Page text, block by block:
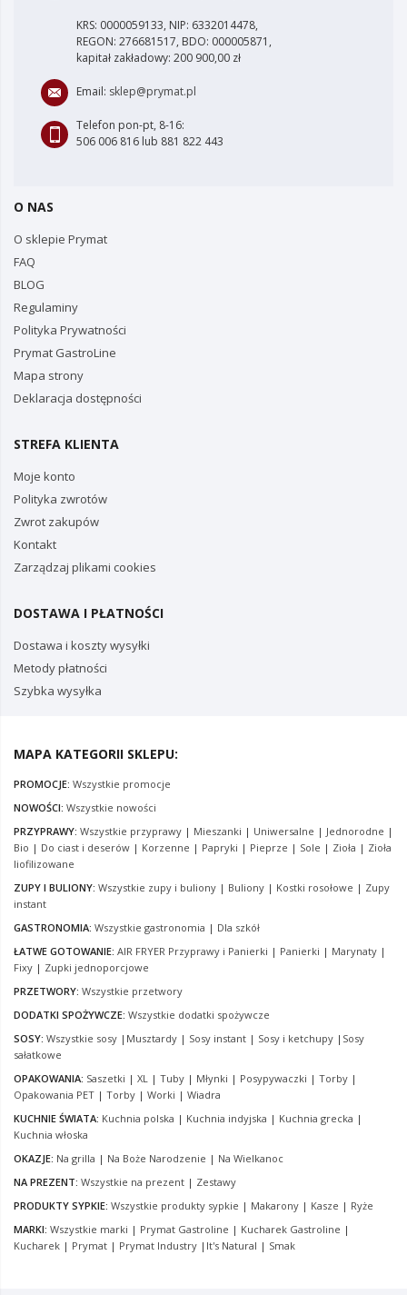
KRS: 0000059133, NIP: 6332014478,
REGON: 276681517, BDO: 000005871,
kapitał zakładowy: 200 900,00 zł
Email: sklep@prymat.pl
Telefon pon-pt, 8-16:
506 006 816 lub 881 822 443
O NAS
O sklepie Prymat
FAQ
BLOG
Regulaminy
Polityka Prywatności
Prymat GastroLine
Mapa strony
Deklaracja dostępności
STREFA KLIENTA
Moje konto
Polityka zwrotów
Zwrot zakupów
Kontakt
Zarządzaj plikami cookies
DOSTAWA I PŁATNOŚCI
Dostawa i koszty wysyłki
Metody płatności
Szybka wysyłka
MAPA KATEGORII SKLEPU:
PROMOCJE: Wszystkie promocje
NOWOŚCI: Wszystkie nowości
PRZYPRAWY: Wszystkie przyprawy | Mieszanki | Uniwersalne | Jednorodne |
Bio | Do ciast i deserów | Korzenne | Papryki | Pieprze | Sole | Zioła | Zioła
liofilizowane
ZUPY I BULIONY: Wszystkie zupy i buliony | Buliony | Kostki rosołowe | Zupy
instant
GASTRONOMIA: Wszystkie gastronomia | Dla szkół
ŁATWE GOTOWANIE: AIR FRYER Przyprawy i Panierki | Panierki | Marynaty |
Fixy | Zupki jednoporcjowe
PRZETWORY: Wszystkie przetwory
DODATKI SPOŻYWCZE: Wszystkie dodatki spożywcze
SOSY: Wszystkie sosy | Musztardy | Sosy instant | Sosy i ketchupy | Sosy
sałatkowe
OPAKOWANIA: Saszetki | XL | Tuby | Młynki | Posypywaczki | Torby |
Opakowania PET | Torby | Worki | Wiadra
KUCHNIE ŚWIATA: Kuchnia polska | Kuchnia indyjska | Kuchnia grecka |
Kuchnia włoska
OKAZJE: Na grilla | Na Boże Narodzenie | Na Wielkanoc
NA PREZENT: Wszystkie na prezent | Zestawy
PRODUKTY SYPKIE: Wszystkie produkty sypkie | Makarony | Kasze | Ryże
MARKI: Wszystkie marki | Prymat Gastroline | Kucharek Gastroline |
Kucharek | Prymat | Prymat Industry | It's Natural | Smak